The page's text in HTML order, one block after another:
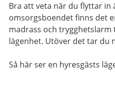
Bra att veta när du flyttar in
omsorgsboendet finns det
madrass och trygghetslarm
lägenhet. Utöver det tar du
Så här ser en hyresgästs